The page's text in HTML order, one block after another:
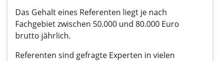
Das Gehalt eines Referenten liegt je nach
Fachgebiet zwischen 50.000 und 80.000 Euro
brutto jährlich.
Referenten sind gefragte Experten in vielen